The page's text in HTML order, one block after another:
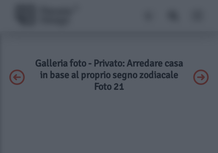
Galleria foto - Privato: Arredare casa
in base al proprio segno zodiacale
Foto 21